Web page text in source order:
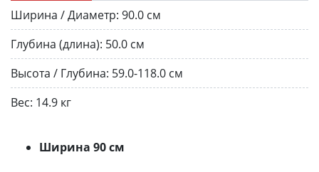
Ширина / Диаметр: 90.0 см
Глубина (длина): 50.0 см
Высота / Глубина: 59.0-118.0 см
Вес: 14.9 кг
Ширина 90 см